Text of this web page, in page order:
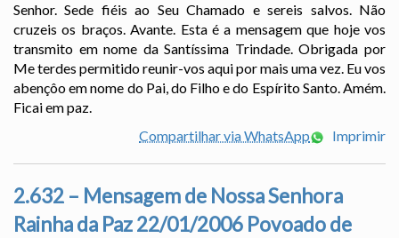
Senhor. Sede fiéis ao Seu Chamado e sereis salvos. Não
cruzeis os braços. Avante. Esta é a mensagem que hoje vos
transmito em nome da Santíssima Trindade. Obrigada por
Me terdes permitido reunir-vos aqui por mais uma vez. Eu vos
abençôo em nome do Pai, do Filho e do Espírito Santo. Amém.
Ficai em paz.
Compartilhar via WhatsApp
Imprimir
2.632 – Mensagem de Nossa Senhora
Rainha da Paz 22/01/2006 Povoado de